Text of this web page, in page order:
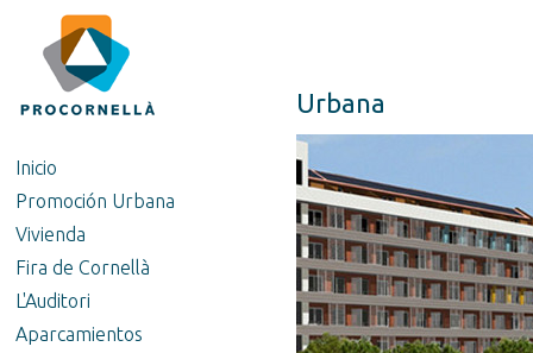
Inicio
Promoción Urbana
Vivienda
Fira de Cornellà
L'Auditori
Aparcamientos
Urbana